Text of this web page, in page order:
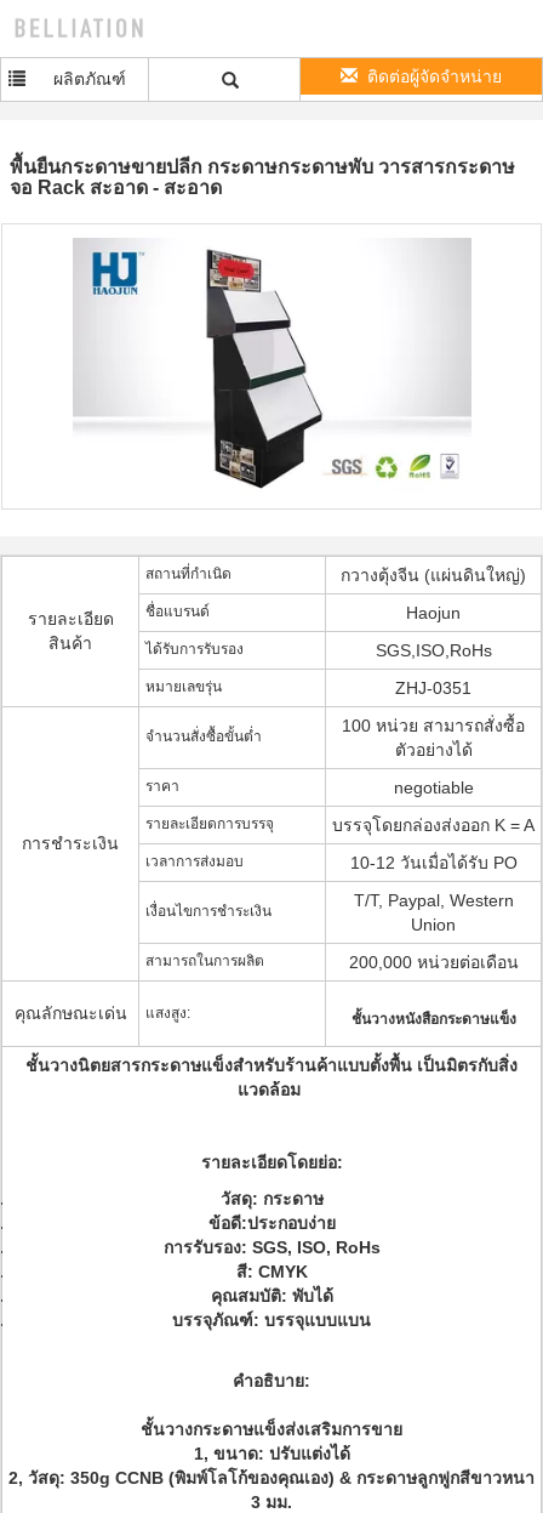
ผลิตภัณฑ์ ติดต่อผู้จัดจำหน่าย
พื้นยืนกระดาษขายปลีก กระดาษกระดาษพับ วารสารกระดาษ
จอ Rack สะอาด - สะอาด
รายละเอียด
สินค้า
สถานที่กำเนิด กวางตุ้งจีน (แผ่นดินใหญ่)
ชื่อแบรนด์ Haojun
ได้รับการรับรอง SGS,ISO,RoHs
หมายเลขรุ่น ZHJ-0351
การชำระเงิน
จำนวนสั่งซื้อขั้นต่ำ
100 หน่วย สามารถสั่งซื้อ
ตัวอย่างได้
ราคา negotiable
รายละเอียดการบรรจุ บรรจุโดยกล่องส่งออก K = A
เวลาการส่งมอบ 10-12 วันเมื่อได้รับ PO
เงื่อนไขการชำระเงิน
T/T, Paypal, Western
Union
สามารถในการผลิต 200,000 หน่วยต่อเดือน
คุณลักษณะเด่น แสงสูง: ชั้นวางหนังสือกระดาษแข็ง
ชั้นวางนิตยสารกระดาษแข็งสำหรับร้านค้าแบบตั้งพื้น เป็นมิตรกับสิ่ง
แวดล้อม
รายละเอียดโดยย่อ:
วัสดุ: กระดาษ
ข้อดี:ประกอบง่าย
การรับรอง: SGS, ISO, RoHs
สี: CMYK
คุณสมบัติ: พับได้
บรรจุภัณฑ์: บรรจุแบบแบน
คำอธิบาย:
ชั้นวางกระดาษแข็งส่งเสริมการขาย
1, ขนาด: ปรับแต่งได้
2, วัสดุ: 350g CCNB (พิมพ์โลโก้ของคุณเอง) & กระดาษลูกฟูกสีขาวหนา
3 มม.